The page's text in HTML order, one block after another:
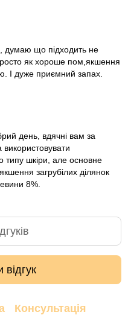
що підходить не
як хороше пом,якшення
І дуже приємний запах.
день, вдячні вам за
використовувати
типу шкіри, але основне
загрубілих ділянок
8%.
відгук
Консультація